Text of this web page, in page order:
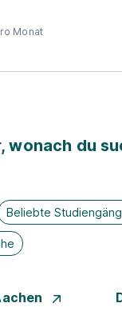
Monat
wonach du
Beliebte